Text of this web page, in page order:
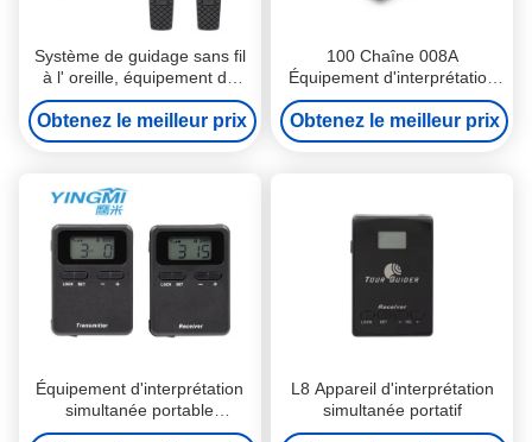
Système de guidage sans fil
à l' oreille, équipement de
traduction simultanée
Obtenez le meilleur prix
100 Chaîne 008A
Équipement d'interprétation
simultanée portable pour les
scènes
Obtenez le meilleur prix
Équipement d'interprétation
simultanée portable
suspendu au cou pour
L8 Appareil d'interprétation
simultanée portatif